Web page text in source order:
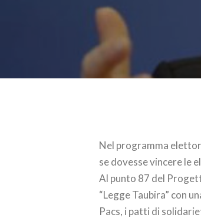
Nel programma
se dovesse vincere le
Al punto 87 del
“Legge Taubira” con
Pacs, i patti di